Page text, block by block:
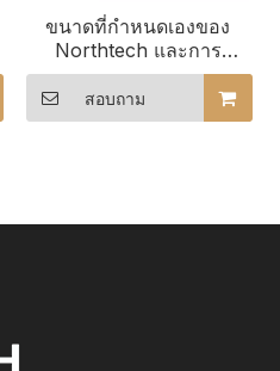
ขนาดที่กำหนดเองของ
Northtech และการ
กำหนดค่ากระจก ราว
บันไดกระจก LED สำหรับ
สถาปัตยกรรมสมัยใหม่
สอบถาม